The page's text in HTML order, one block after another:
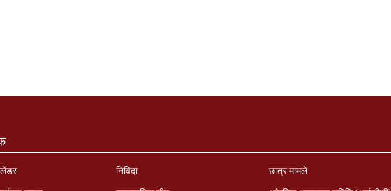
निविदा
छात्र मामले